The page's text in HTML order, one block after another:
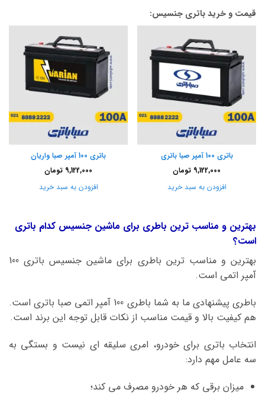
قیمت و خرید باتری جنسیس:
باتری 100 آمپر صبا باتری
9,122,000 تومان
افزودن به سبد خرید
باتری 100 آمپر صبا واریان
9,122,000 تومان
افزودن به سبد خرید
بهترین و مناسب ترین باطری برای ماشین جنسیس کدام باتری
است؟
بهترین و مناسب ترین باطری برای ماشین جنسیس باتری 100
آمپر اتمی است.
باطری پیشنهادی ما به شما باطری 100 آمپر اتمی صبا باتری است.
هم کیفیت بالا و قیمت مناسب از نکات قابل توجه این برند است.
انتخاب باتری برای خودرو، امری سلیقه ای نیست و بستگی به
سه عامل مهم دارد:
میزان برقی که هر خودرو مصرف می کند؛